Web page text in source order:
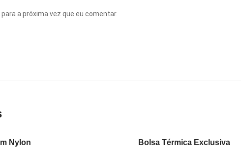
a próxima vez que eu comentar.
Nylon
Bolsa Térmica Exclusiva